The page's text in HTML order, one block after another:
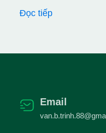
Đọc tiếp
Email